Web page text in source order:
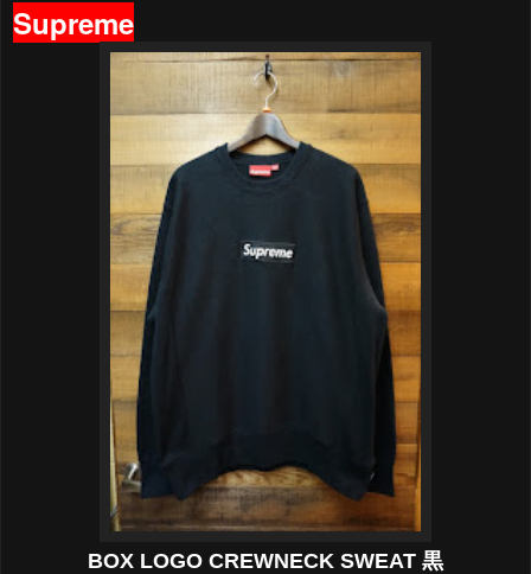
Supreme
BOX LOGO CREWNECK SWEAT 黒